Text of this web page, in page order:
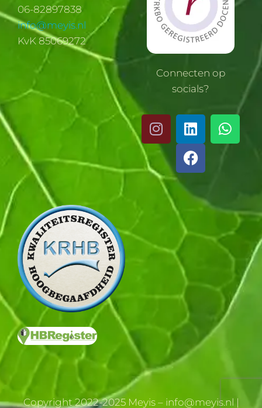
06-82897838
info@meyis.nl
KvK 85069272
Connecten op
socials?
Copyright 2022-2025 Meyis – info@meyis.nl |